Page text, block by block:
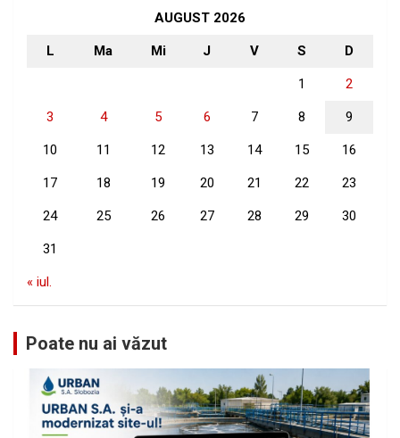
AUGUST 2026
L Ma Mi J V S D
1 2
3 4 5 6 7 8 9
10 11 12 13 14 15 16
17 18 19 20 21 22 23
24 25 26 27 28 29 30
31
« iul.
Poate nu ai văzut